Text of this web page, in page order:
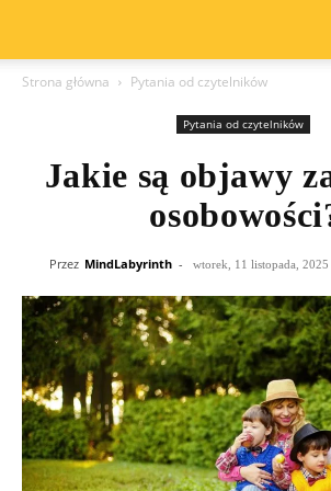
Strona główna Pytania od czytelników
Pytania od czytelników
Jakie są objawy
Przez MindLabyrinth - wtorek, 11 listopada, 2025